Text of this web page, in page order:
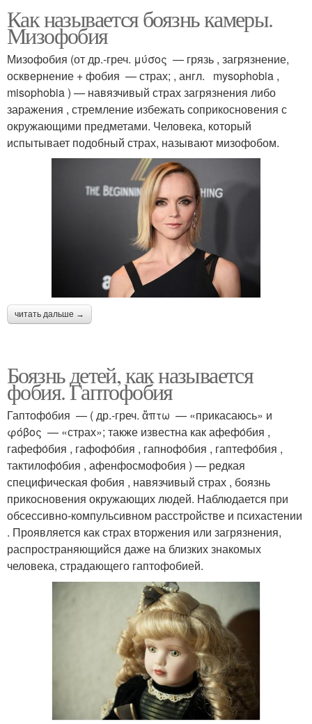
Как называется боязнь камеры.
Мизофобия
Мизофобия (от др.-греч. μύσος — грязь , загрязнение,
осквернение + фобия — страх; , англ. mysophobia ,
misophobia ) — навязчивый страх загрязнения либо
заражения , стремление избежать соприкосновения с
окружающими предметами. Человека, который
испытывает подобный страх, называют мизофобом.
читать дальше →
Боязнь детей, как называется
фобия. Гаптофобия
Гаптофо́бия — ( др.-греч. ἅπτω — «прикасаюсь» и
φόβος — «страх»; также известна как афефо́бия ,
гафефо́бия , гафофо́бия , гапнофо́бия , гаптефо́бия ,
тактилофо́бия , афенфосмофобия ) — редкая
специфическая фобия , навязчивый страх , боязнь
прикосновения окружающих людей. Наблюдается при
обсессивно-компульсивном расстройстве и психастении
. Проявляется как страх вторжения или загрязнения,
распространяющийся даже на близких знакомых
человека, страдающего гаптофобией.